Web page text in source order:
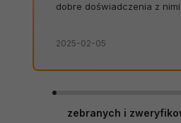
dobre doświadczenia z nimi.
2025-02-05
zebranych i